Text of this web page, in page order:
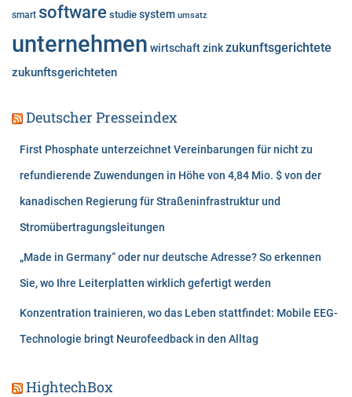
smart software studie system umsatz
unternehmen wirtschaftzinkzukunftsgerichtete
zukunftsgerichteten
Deutscher Presseindex
First Phosphate unterzeichnet Vereinbarungen für nicht zu
refundierende Zuwendungen in Höhe von 4,84 Mio. $ von der
kanadischen Regierung für Straßeninfrastruktur und
Stromübertragungsleitungen
„Made in Germany“ oder nur deutsche Adresse? So erkennen
Sie, wo Ihre Leiterplatten wirklich gefertigt werden
Konzentration trainieren, wo das Leben stattfindet: Mobile EEG-
Technologie bringt Neurofeedback in den Alltag
HightechBox